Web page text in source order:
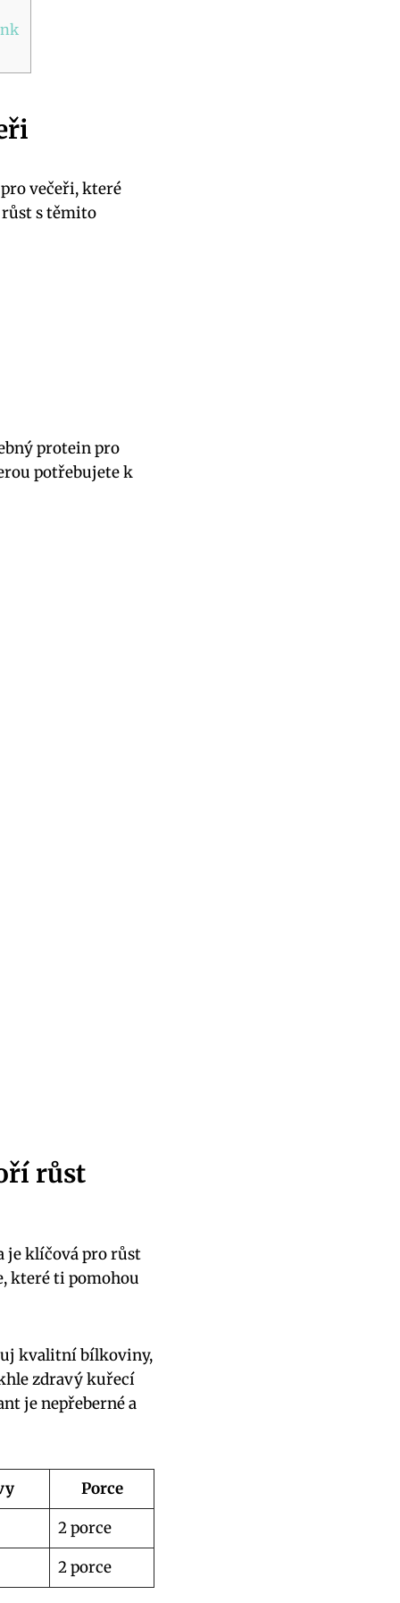
večeři, které
růst s těmito
protein pro
potřebujete k
růst
je klíčová pro růst
které ti pomohou
kvalitní bílkoviny,
zdravý kuřecí
je nepřeberné a
Porce
2 porce
2 porce